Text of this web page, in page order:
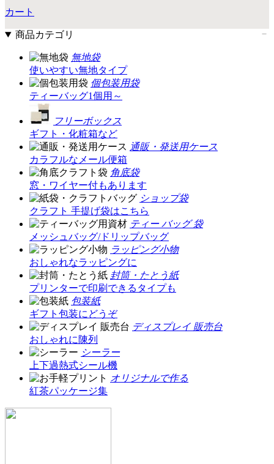
カート
商品カテゴリ
無地袋
使いやすい無地タイプ
個包装用袋
ティーバッグ1個用～
フリーボックス
ギフト・化粧箱など
通販・発送用ケース
カラフルなメール便箱
角底袋
窓・ワイヤー付もあります
ショップ袋
クラフト 手提げ袋はこちら
ティー バッグ 袋
メッシュバッグ/ドリップバッグ
ラッピング小物
おしゃれなラッピングに
封筒・たとう紙
プリンターで印刷できるタイプも
包装紙
ギフト包装にどうぞ
ディスプレイ 販売台
おしゃれに陳列
シーラー
上下過熱式シール機
オリジナルで作る
紅茶パッケージ集